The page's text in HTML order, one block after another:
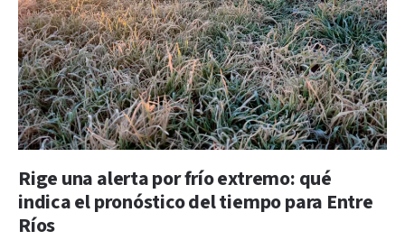
Rige una alerta por frío extremo: qué
indica el pronóstico del tiempo para Entre
Ríos